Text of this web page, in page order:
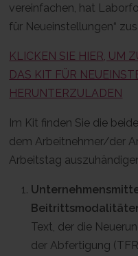
vereinfachen, hat
für Neueinstellungen“
KLICKEN SIE HIER, UM
DAS KIT FÜR
HERUNTERZULADEN
Im Kit finden Sie die
dem Arbeitnehmer/der
Arbeitstag
Text, der die
der Abfertigung